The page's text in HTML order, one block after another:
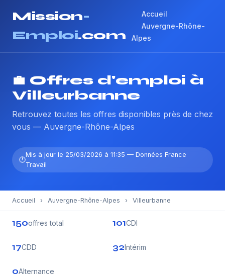
Mission-
Emploi.com
Accueil
Auvergne-Rhône-
Alpes
💼 Offres d'emploi à
Villeurbanne
Retrouvez toutes les offres disponibles près de chez
vous — Auvergne-Rhône-Alpes
Mis à jour le 25/03/2026 à 11:35 — Données France
Travail
Accueil › Auvergne-Rhône-Alpes › Villeurbanne
150offres total 101CDI
17CDD 32Intérim
0Alternance